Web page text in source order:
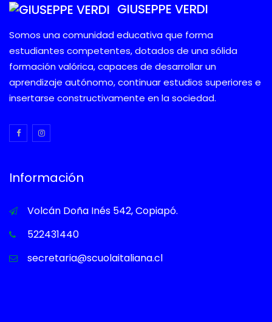
GIUSEPPE VERDI
Somos una comunidad educativa que forma
estudiantes competentes, dotados de una sólida
formación valórica, capaces de desarrollar un
aprendizaje autónomo, continuar estudios superiores e
insertarse constructivamente en la sociedad.
Información
Volcán Doña Inés 542, Copiapó.
522431440
secretaria@scuolaitaliana.cl